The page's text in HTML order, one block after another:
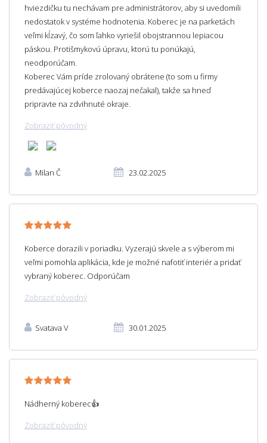
hviezdičku tu nechávam pre administrátorov, aby si uvedomili
nedostatok v systéme hodnotenia. Koberec je na parketách
veľmi kĺzavý, čo som ľahko vyriešil obojstrannou lepiacou
páskou. Protišmykovú úpravu, ktorú tu ponúkajú,
neodporúčam.
Koberec Vám príde zrolovaný obrátene (to som u firmy
predávajúcej koberce naozaj nečakal), takže sa hneď
pripravte na zdvihnuté okraje.
Zobraziť pôvodný
Milan Č 23.02.2025
Koberce dorazili v poriadku. Vyzerajú skvele a s výberom mi
veľmi pomohla aplikácia, kde je možné nafotiť interiér a pridať
vybraný koberec. Odporúčam
Zobraziť pôvodný
Svatava V 30.01.2025
Nádherný koberec👍
Zobraziť pôvodný